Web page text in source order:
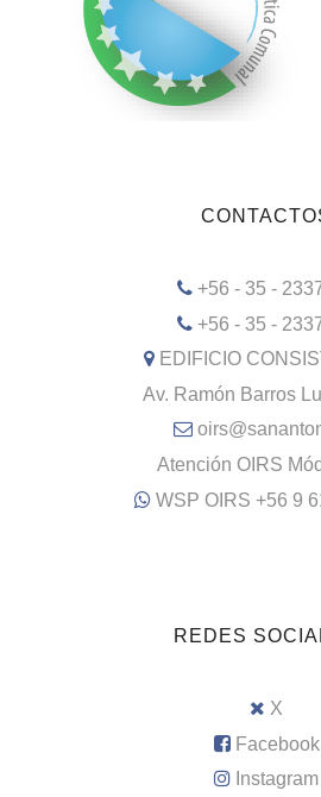
+56 - 35 -
+56 - 35 -
EDIFICIO
Av. Ramón Barros
Atención OIRS
WSP OIRS +56 9
REDES
X
Facebook
Instagram